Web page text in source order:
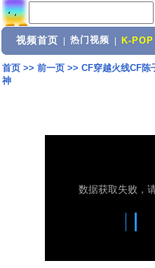
视频首页 热门视频 K-POP
首页>> 前一页>> CF穿越火线CF陈
神